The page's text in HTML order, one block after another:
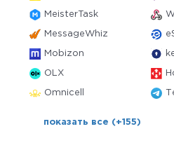
MeisterTask
MessageWhiz
Mobizon
OLX
Omnicell
показать все (+155)